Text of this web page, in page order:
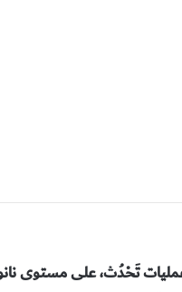
عمليات تَحْدُث، على مستوى